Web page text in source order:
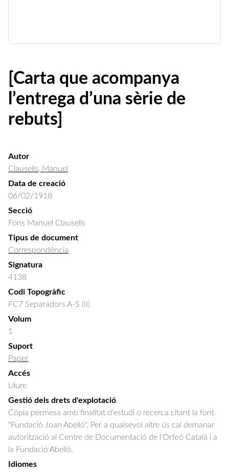
[Carta que acompanya
l’entrega d’una sèrie de
rebuts]
Autor
Clausells, Manuel
Data de creació
06/02/1918
Secció
Fons Manuel Clausells
Tipus de document
Correspondència
Signatura
4138
Codi Topogràfic
FC7 Separadors A-S (II)
Volum
1
Suport
Paper
Accés
Lliure
Gestió dels drets d'explotació
Còpia permesa amb finalitat d'estudi o recerca citant la font
"Fundació Joan Abelló". Per a qualsevol altre ús cal demanar
autorització al Centre de Documentació de l'Orfeó Català i a
la Fundació Abelló.
Idiomes